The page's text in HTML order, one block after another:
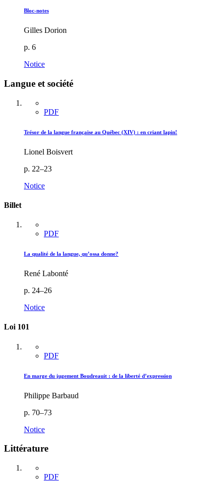
Bloc-notes
Gilles Dorion
p. 6
Notice
Langue et société
PDF
Trésor de la langue française au Québec (XIV) : en criant lapin!
Lionel Boisvert
p. 22–23
Notice
Billet
PDF
La qualité de la langue, qu’ossa donne?
René Labonté
p. 24–26
Notice
Loi 101
PDF
En marge du jugement Boudreauit : de la liberté d’expression
Philippe Barbaud
p. 70–73
Notice
Littérature
PDF